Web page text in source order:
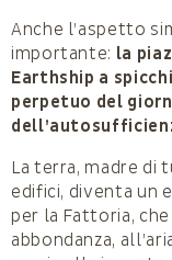
Anche l’aspetto
importante: la
Earthship a
perpetuo del
La terra, madre
edifici, diventa
per la Fattoria,
abbondanza,